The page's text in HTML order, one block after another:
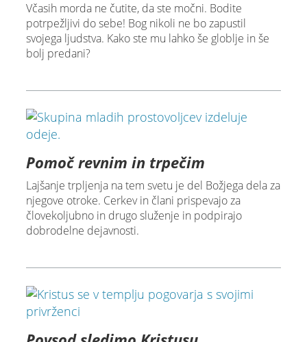
Včasih morda ne čutite, da ste močni. Bodite
potrpežljivi do sebe! Bog nikoli ne bo zapustil
svojega ljudstva. Kako ste mu lahko še globlje in še
bolj predani?
Pomoč revnim in trpečim
Lajšanje trpljenja na tem svetu je del Božjega dela za
njegove otroke. Cerkev in člani prispevajo za
človekoljubno in drugo služenje in podpirajo
dobrodelne dejavnosti.